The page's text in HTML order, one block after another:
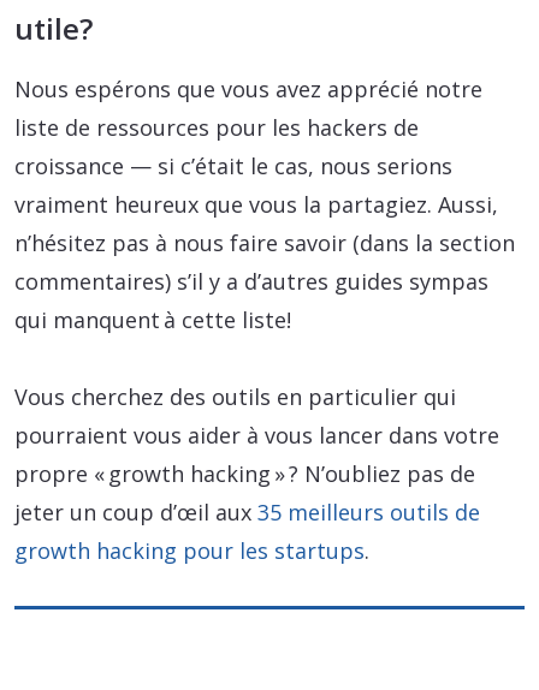
utile?
Nous espérons que vous avez apprécié notre
liste de ressources pour les hackers de
croissance — si c’était le cas, nous serions
vraiment heureux que vous la partagiez. Aussi,
n’hésitez pas à nous faire savoir (dans la section
commentaires) s’il y a d’autres guides sympas
qui manquent à cette liste!
Vous cherchez des outils en particulier qui
pourraient vous aider à vous lancer dans votre
propre « growth hacking » ? N’oubliez pas de
jeter un coup d’œil aux 35 meilleurs outils de
growth hacking pour les startups.